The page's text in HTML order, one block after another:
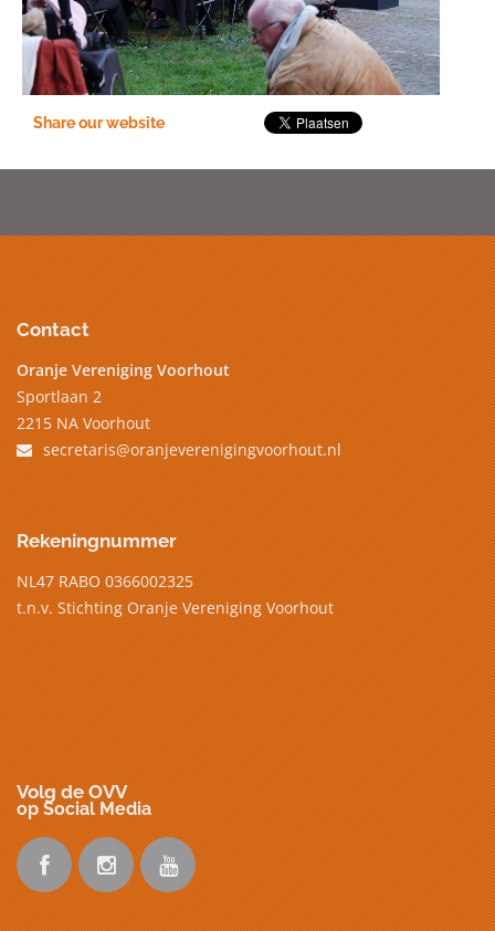
Share our website
Contact
Oranje Vereniging Voorhout
Sportlaan 2
2215 NA Voorhout
secretaris@oranjeverenigingvoorhout.nl
Rekeningnummer
NL47 RABO 0366002325
t.n.v. Stichting Oranje Vereniging Voorhout
Volg de OVV
op Social Media